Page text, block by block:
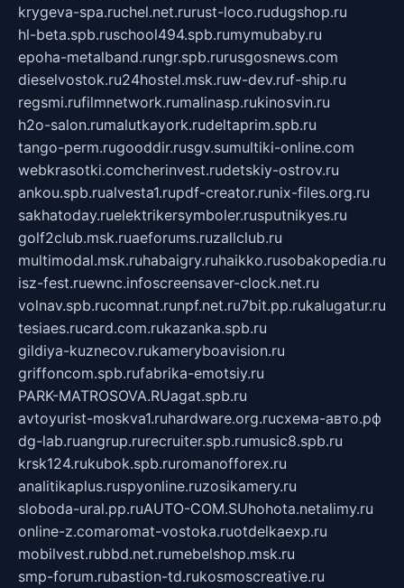
krygeva-spa.ruchel.net.rurust-loco.rudugshop.ru
hl-beta.spb.ruschool494.spb.rumymubaby.ru
epoha-metalband.rungr.spb.rurusgosnews.com
dieselvostok.ru24hostel.msk.ruw-dev.ruf-ship.ru
regsmi.rufilmnetwork.rumalinasp.rukinosvin.ru
h2o-salon.rumalutkayork.rudeltaprim.spb.ru
tango-perm.rugooddir.rusgv.sumultiki-online.com
webkrasotki.comcherinvest.rudetskiy-ostrov.ru
ankou.spb.rualvesta1.rupdf-creator.runix-files.org.ru
sakhatoday.ruelektrikersymboler.rusputnikyes.ru
golf2club.msk.ruaeforums.ruzallclub.ru
multimodal.msk.ruhabaigry.ruhaikko.rusobakopedia.ru
isz-fest.ruewnc.infoscreensaver-clock.net.ru
volnav.spb.rucomnat.runpf.net.ru7bit.pp.rukalugatur.ru
tesiaes.rucard.com.rukazanka.spb.ru
gildiya-kuznecov.rukameryboavision.ru
griffoncom.spb.rufabrika-emotsiy.ru
PARK-MATROSOVA.RUagat.spb.ru
avtoyurist-moskva1.ruhardware.org.ruсхема-авто.рф
dg-lab.ruangrup.rurecruiter.spb.rumusic8.spb.ru
krsk124.rukubok.spb.ruromanofforex.ru
analitikaplus.ruspyonline.ruzosikamery.ru
sloboda-ural.pp.ruAUTO-COM.SUhohota.netalimy.ru
online-z.comaromat-vostoka.ruotdelkaexp.ru
mobilvest.rubbd.net.rumebelshop.msk.ru
smp-forum.rubastion-td.rukosmoscreative.ru